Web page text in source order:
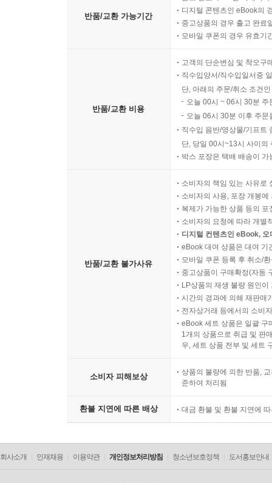
반품/교환 가능기간
디지털 콘텐츠인 eBook의
중고상품의 경우 출고 완료
모바일 쿠폰의 경우 유효기
반품/교환 비용
고객의 단순변심 및 착오구
직수입양서/직수입일서중
단, 아래의 주문/취소 조건
오늘 00시 ~ 06시 30분
오늘 06시 30분 이후 주
직수입 음반/영상물/기프트
단, 당일 00시~13시 사이의
박스 포장은 택배 배송이
반품/교환 불가사유
소비자의 책임 있는 사유로
소비자의 사용, 포장 개봉
복제가 가능한 상품 등의
소비자의 요청에 따라 개별
디지털 컨텐츠인 eBook,
eBook 대여 상품은 대여 기
모바일 쿠폰 등록 후 취소/
중고상품이 구매확정(자동
LP상품의 재생 불량 원인
시간의 경과에 의해 재판매
전자상거래 등에서의 소비
eBook 세트 상품은 일괄 구
1개의 상품으로 취급 및 판
우, 세트 상품 전부 및 세트
소비자 피해보상
상품의 불량에 의한 반품,
준하여 처리됨
환불 지연에 따른 배상 대금 환불 및 환불 지연에
회사소개 인재채용 이용약관 개인정보처리방침 청소년보호정책 도서홍보안내